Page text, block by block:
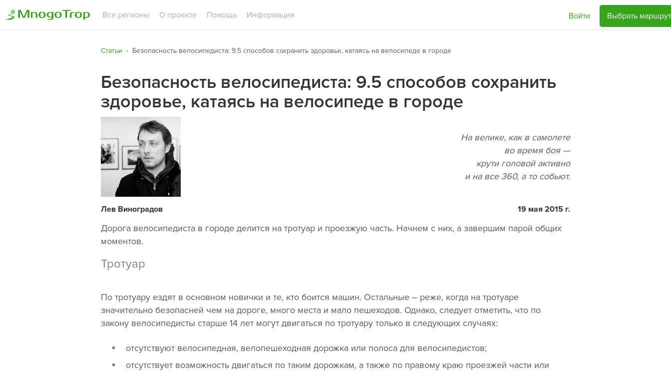
Все регионы О проекте Помощь Информация Войти Выбрать маршрут
Статьи Безопасность велосипедиста: 9.5 способов сохранить здоровье, катаясь на велосипеде в городе
Безопасность велосипедиста: 9.5 способов сохранить
здоровье, катаясь на велосипеде в городе
На велике, как в самолете
во время боя —
крути головой активно
и на все 360, а то собьют.
Лев Виноградов 19 мая 2015 г.
Дорога велосипедиста в городе делится на тротуар и проезжую часть. Начнем с них, а завершим парой общих
моментов.
Тротуар
По тротуару ездят в основном новички и те, кто боится машин. Остальные – реже, когда на тротуаре
значительно безопасней чем на дороге, много места и мало пешеходов. Однако, следует отметить, что по
закону велосипедисты старше 14 лет могут двигаться по тротуару только в следующих случаях:
отсутствуют велосипедная, велопешеходная дорожка или полоса для велосипедистов;
отсутствует возможность двигаться по таким дорожкам, а также по правому краю проезжей части или